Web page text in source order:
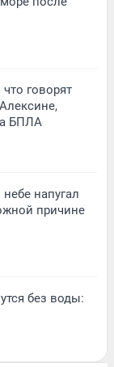
говорят
БПЛА
напугал
причине
без воды: